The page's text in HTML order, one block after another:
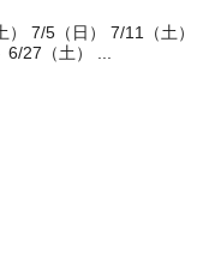
7/5（日） 7/11（土）
27（土） ...